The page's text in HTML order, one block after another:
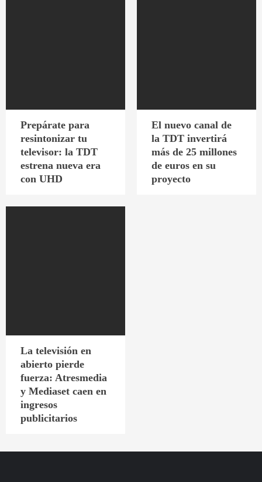
Prepárate para
resintonizar tu
televisor: la TDT
estrena nueva era
con UHD
El nuevo canal de
la TDT invertirá
más de 25 millones
de euros en su
proyecto
La televisión en
abierto pierde
fuerza: Atresmedia
y Mediaset caen en
ingresos
publicitarios